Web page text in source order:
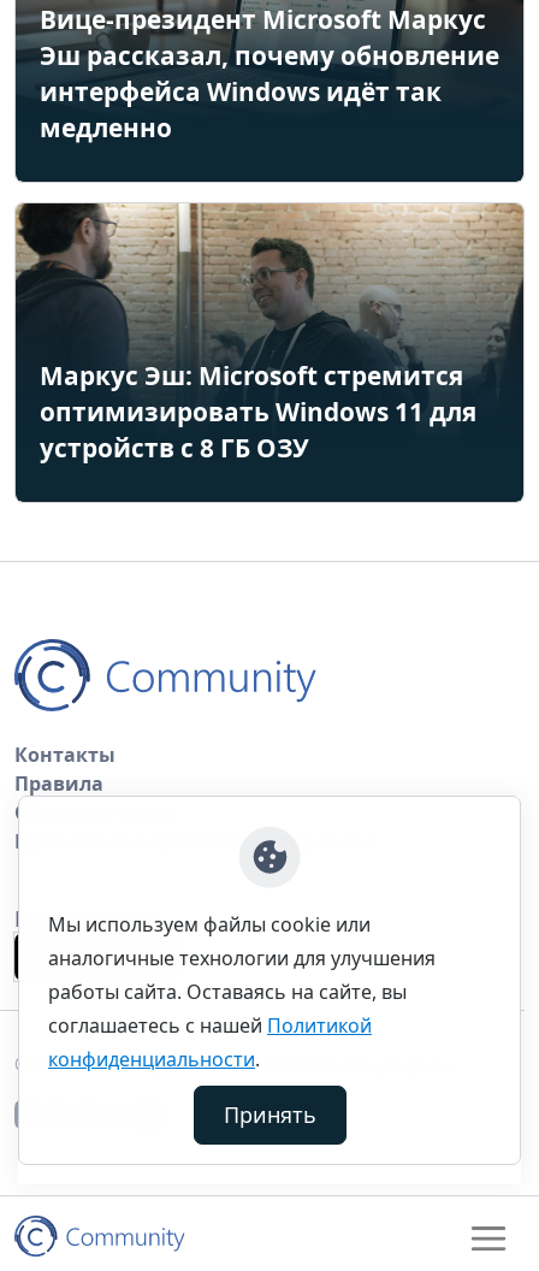
Вице-президент Microsoft Маркус
Эш рассказал, почему обновление
интерфейса Windows идёт так
медленно
Маркус Эш: Microsoft стремится
оптимизировать Windows 11 для
устройств с 8 ГБ ОЗУ
Контакты
Правила
Обратная связь
Правила копирования материалов
Приложение
©thecommunity.ru 2026. Все права защищены.
Мы используем файлы cookie или
аналогичные технологии для улучшения
работы сайта. Оставаясь на сайте, вы
соглашаетесь с нашей Политикой
конфиденциальности.
Принять